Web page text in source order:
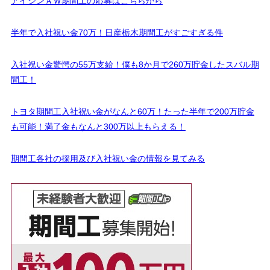
半年で入社祝い金70万！日産栃木期間工がすごすぎる件
入社祝い金驚愕の55万支給！僕も8か月で260万貯金したスバル期
間工！
トヨタ期間工入社祝い金がなんと60万！たった半年で200万貯金
も可能！満了金もなんと300万以上もらえる！
期間工各社の採用及び入社祝い金の情報を見てみる